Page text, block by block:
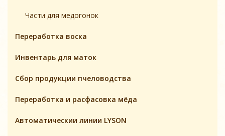
Части для медогонок
Переработка воска
Инвентарь для маток
Cбор продукции пчеловодства
Переработка и расфасовка мёда
Автоматическии линии LYSON